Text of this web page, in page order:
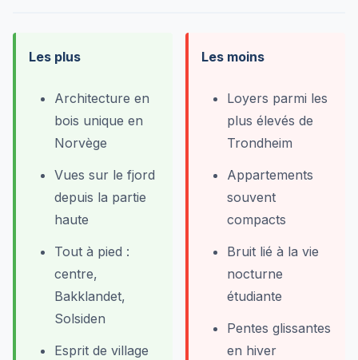
Les plus
Architecture en
bois unique en
Norvège
Vues sur le fjord
depuis la partie
haute
Tout à pied :
centre,
Bakklandet,
Solsiden
Esprit de village
Les moins
Loyers parmi les
plus élevés de
Trondheim
Appartements
souvent
compacts
Bruit lié à la vie
nocturne
étudiante
Pentes glissantes
en hiver